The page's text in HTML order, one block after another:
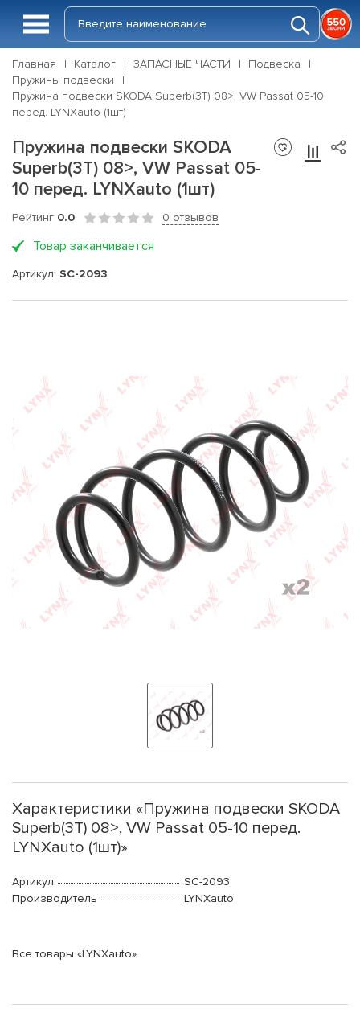
Главная Каталог ЗАПАСНЫЕ ЧАСТИ
Подвеска
Пружины подвески
Пружина подвески SKODA Superb(3T) 08>, VW Passat 05-10
перед. LYNXauto (1шт)
Пружина подвески SKODA
Superb(3T) 08>, VW Passat 05-
10 перед. LYNXauto (1шт)
Рейтинг 0.0 0 отзывов
Товар заканчивается
Артикул: SC-2093
Характеристики «Пружина подвески SKODA
Superb(3T) 08>, VW Passat 05-10 перед.
LYNXauto (1шт)»
Артикул
SC-2093
Производитель
LYNXauto
Все товары «LYNXauto»